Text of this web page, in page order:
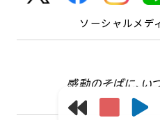
ソーシャルメ